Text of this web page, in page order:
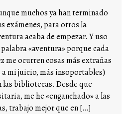
muchos ya han terminado
exámenes, para otros la
acaba de empezar. Y uso
«aventura» porque cada
me ocurren cosas más extrañas
a mi juicio, más insoportables)
las bibliotecas. Desde que
me he «enganchado» a las
trabajo mejor que en […]